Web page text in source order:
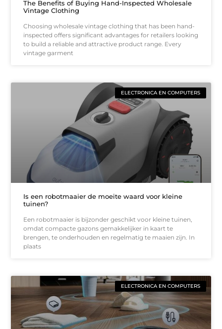
The Benefits of Buying Hand-Inspected Wholesale
Vintage Clothing
Choosing wholesale vintage clothing that has been hand-
inspected offers significant advantages for retailers looking
to build a reliable and attractive product range. Every
vintage garment
ELECTRONICA EN COMPUTERS
Is een robotmaaier de moeite waard voor kleine
tuinen?
Een robotmaaier is bijzonder geschikt voor kleine tuinen,
omdat compacte gazons gemakkelijker in kaart te
brengen, te onderhouden en regelmatig te maaien zijn. In
plaats
ELECTRONICA EN COMPUTERS